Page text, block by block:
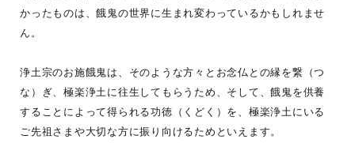
かったものは、餓鬼の世界に生まれ変わっているかもしれませ
ん。
浄土宗のお施餓鬼は、そのような方々とお念仏との縁を繋（つ
な）ぎ、極楽浄土に往生してもらうため、そして、餓鬼を供養
することによって得られる功徳（くどく）を、極楽浄土にいる
ご先祖さまや大切な方に振り向けるためといえます。